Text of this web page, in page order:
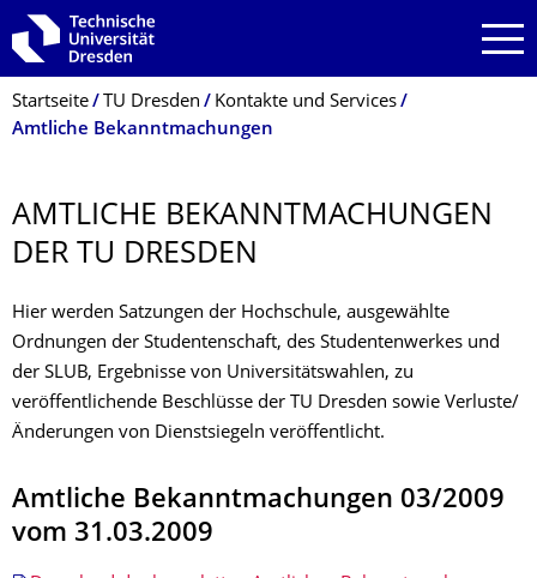
Zur Hauptnavigation springen
Zur Suche springen
Zum Inhalt springen
Breadcrumb-Menü
Startseite TU Dresden
Kontakte und Services
Amtliche Bekanntmachungen
AMTLICHE BEKANNTMACHUN­GEN
DER TU DRESDEN
Hier werden Satzungen der Hochschule, ausgewählte
Ordnungen der Studentenschaft, des Studentenwerkes und
der SLUB, Ergebnisse von Universitätswahlen, zu
veröffentlichende Beschlüsse der TU Dresden sowie Verluste/
Änderungen von Dienstsiegeln veröffentlicht.
Amtliche Bekanntmachungen 03/2009
vom 31.03.2009